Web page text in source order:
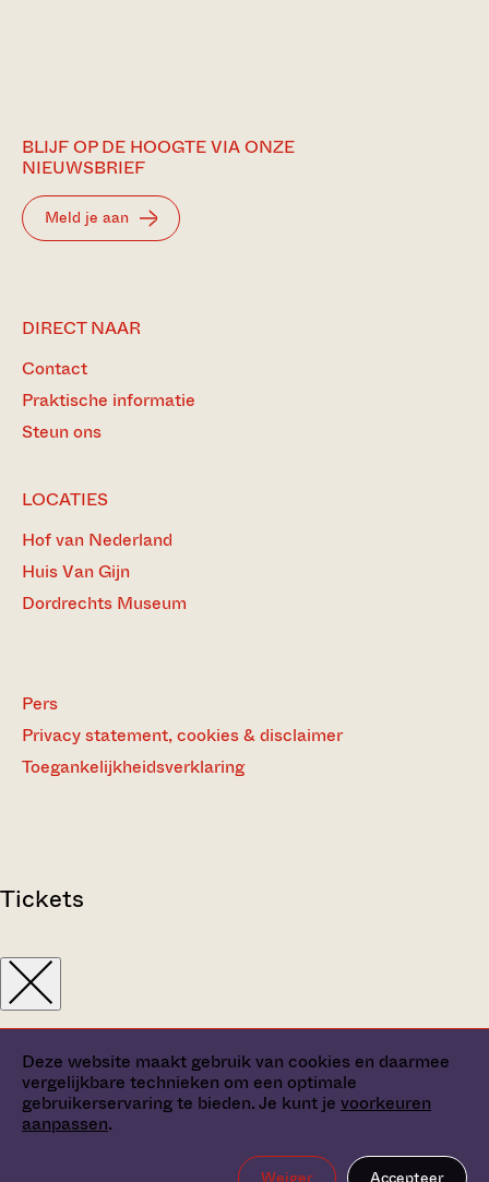
Deze website maakt gebruik van cookies en daarmee
vergelijkbare technieken om een optimale
gebruikerservaring te bieden. Je kunt je voorkeuren
aanpassen.
Weiger Accepteer
BLIJF OP DE HOOGTE VIA ONZE
NIEUWSBRIEF
Meld je aan
DIRECT NAAR
Contact
Praktische informatie
Steun ons
LOCATIES
Hof van Nederland
Huis Van Gijn
Dordrechts Museum
Pers
Privacy statement, cookies & disclaimer
Toegankelijkheidsverklaring
Tickets